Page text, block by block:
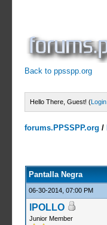
Back to ppsspp.org
Hello There, Guest! (Login
forums.PPSSPP.org /
Pantalla Negra
06-30-2014, 07:00 PM
lPOLLO
Junior Member